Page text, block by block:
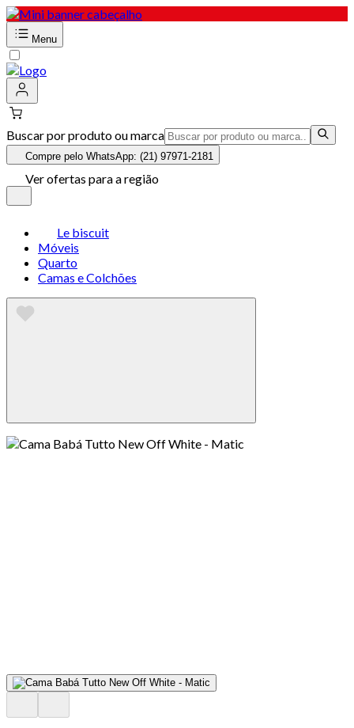
Menu
Buscar por produto ou marca
Compre pelo WhatsApp: (21) 97971-2181
Ver ofertas para a região
Le biscuit
Móveis
Quarto
Camas e Colchões